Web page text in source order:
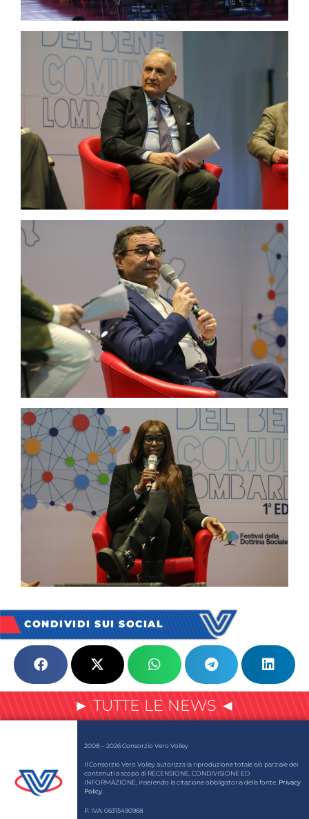
CONDIVIDI SUI SOCIAL
► TUTTE LE NEWS ◄
2008 – 2026 Consorzio Vero Volley
Il Consorzio Vero Volley autorizza la riproduzione totale e/o parziale dei
contenuti a scopo di RECENSIONE, CONDIVISIONE ED
INFORMAZIONE, inserendo la citazione obbligatoria della fonte. Privacy
Policy.
P. IVA: 06315490968